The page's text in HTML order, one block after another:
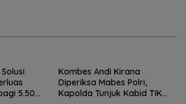
5.500
Kombes Andi Kirana
Diperiksa Mabes Polri,
Kapolda Tunjuk Kabid TIK